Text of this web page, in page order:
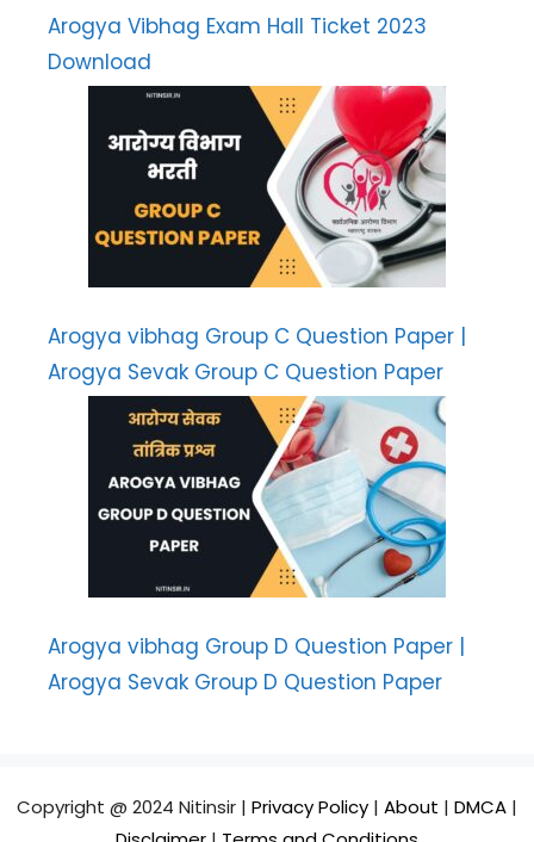
Arogya Vibhag Exam Hall Ticket 2023
Download
Arogya vibhag Group C Question Paper |
Arogya Sevak Group C Question Paper
Arogya vibhag Group D Question Paper |
Arogya Sevak Group D Question Paper
Copyright @ 2024 Nitinsir | Privacy Policy | About | DMCA |